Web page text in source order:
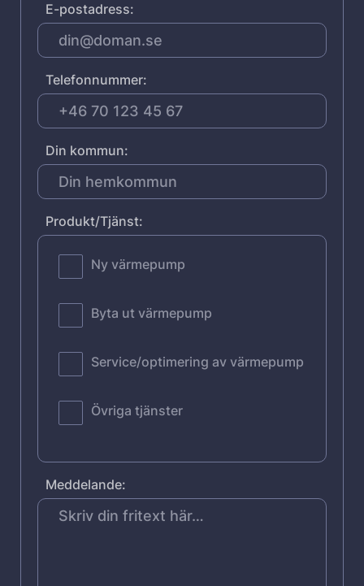
E-postadress:
Telefonnummer:
Din kommun:
Produkt/Tjänst:
Ny värmepump
Byta ut värmepump
Service/optimering av värmepump
Övriga tjänster
Meddelande: